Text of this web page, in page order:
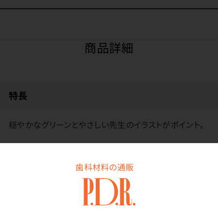
歯科材料の通販
商品詳細
特長
穏やかなグリーンとやさしい先生のイラストがポイント。